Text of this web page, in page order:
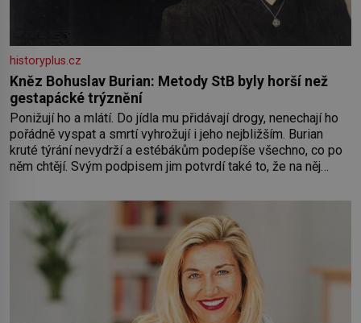
historyplus.cz
Kněz Bohuslav Burian: Metody StB byly horší než
gestapácké trýznění
Ponižují ho a mlátí. Do jídla mu přidávají drogy, nenechají ho
pořádně vyspat a smrtí vyhrožují i jeho nejbližším. Burian
kruté týrání nevydrží a estébákům podepíše všechno, co po
něm chtějí. Svým podpisem jim potvrdí také to, že na něj
Syn brněnského řezníka chce být knězem a